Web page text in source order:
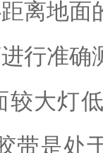
离地面
行准确
较大灯
带是处